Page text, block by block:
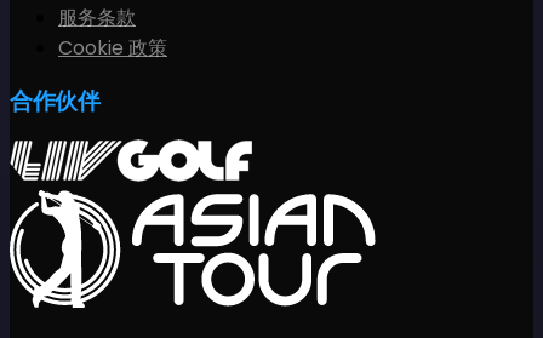
服务条款
Cookie 政策
合作伙伴